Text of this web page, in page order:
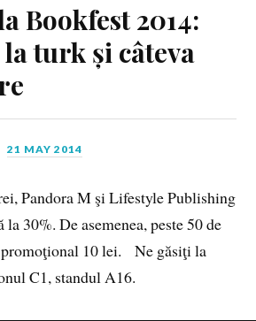
Bookfest 2014:
la turk și câteva
21 MAY 2014
Pandora M şi Lifestyle Publishing
la 30%. De asemenea, peste 50 de
10 lei. Ne găsiţi la
C1, standul A16.